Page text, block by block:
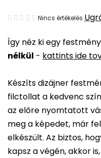
Így néz ki egy
nélkül - kattints ide
Készíts dizájner
filctollat a kedvenc
az előre nyomtatott
meg a képedet, már
elkészült. Az biztos,
kapsz a végén, akkor
A
átlagos
értékelése
ből
0,0
csillag.
Nincs értékelés